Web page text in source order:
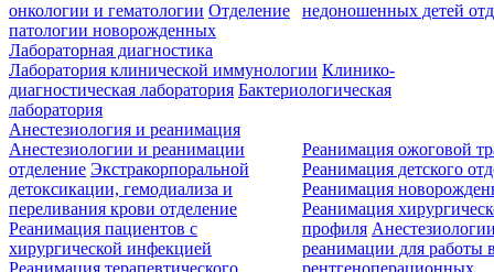
недоношенных детей
онкологии и гематологии Отделение
патологии новорожденных
Лабораторная диагностика
Лаборатория клинической иммунологии Клинико-
диагностическая лаборатория Бактериологическая
лаборатория
Анестезиология и реанимация
Анестезиологии и реанимации
отделение Экстракорпоральной
детоксикации, гемодиализа и
переливания крови отделение
Реанимация пациентов с
хирургической инфекцией
Реанимация терапевтического
Реанимация ожоговой
Реанимация детского
Реанимация
Реанимация
профиля
реанимации для работы
рентгеноперационных